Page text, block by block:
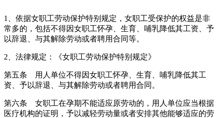
1、依据女职工劳动保护特别规定，女职工受保护的权益是非
常多的，包括不得因女职工怀孕、生育、哺乳降低其工资、予
以辞退、与其解除劳动或者聘用合同等。
2、法律规定：《女职工劳动保护特别规定》
第五条 用人单位不得因女职工怀孕、生育、哺乳降低其工
资、予以辞退、与其解除劳动或者聘用合同。
第六条 女职工在孕期不能适应原劳动的，用人单位应当根据
医疗机构的证明，予以减轻劳动量或者安排其他能够适应的劳